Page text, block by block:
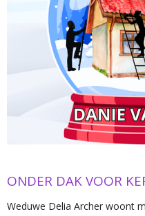
ONDER DAK VOOR
Weduwe Delia Archer woont